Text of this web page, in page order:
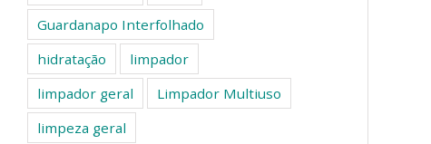
Guardanapo Interfolhado
hidratação
limpador
limpador geral
Limpador Multiuso
limpeza geral